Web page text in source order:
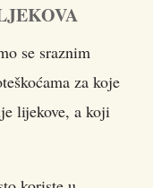
se sraznim
za koje
lijekove, a koji